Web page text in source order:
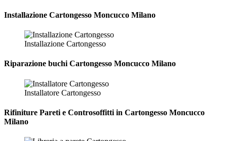
Installazione Cartongesso Moncucco Milano
Installazione Cartongesso
Riparazione buchi Cartongesso Moncucco Milano
Installatore Cartongesso
Rifiniture Pareti e Controsoffitti in Cartongesso Moncucco
Milano